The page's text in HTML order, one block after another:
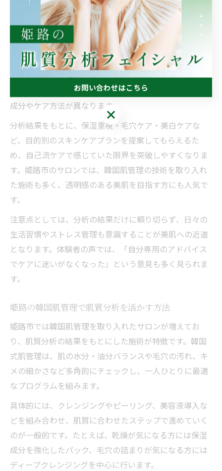
駄のない美肌ケアの第一歩を踏み出せます。
肌質分析で叶えるパーソナル美肌ケアの選択
肌質分析を活用することで、自分の肌に本当に合ったパ
ーソナルケアを選択できる点が大きな魅力です。例え
ば、毛穴の開きや乾燥、くすみなど、悩みごとに最適な
成分やケア方法が異なります。
分析結果をもとに、保湿重視・毛穴ケア・美白ケアな
ど、目的別のスキンケアプランを提案してもらえるた
め、自己流ケアで感じていた限界を突破しやすくなりま
す。姫路市のサロンでは、韓国肌管理の技術を取り入れ
た施術も多く、透明感のある美肌を目指す方にも人気で
す。
注意点としては、分析の結果だけに頼り切らず、日々の
生活習慣やストレス管理も意識することが美肌への近道
となります。体験者の声では、「自分専用のアドバイス
でケアに迷いがなくなった」という意見も多く見られま
す。
姫路の韓国肌管理で肌質分析を活かす方法
姫路市では韓国肌管理を取り入れたサロンが増えてお
り、肌質分析の結果をもとにした施術が特徴です。韓国
式肌管理は、肌の水分・油分バランスや毛穴の汚れ、キ
メの細かさなど多角的にチェックし、一人ひとりに最適
なプログラムを組みます。
具体的には、クレンジングやピーリング、美容液導入な
どを組み合わせ、肌質に合わせたステップで進めていく
のが一般的です。たとえば、乾燥が気になる方には保湿
成分を強化したパック、毛穴の詰まりが気になる方には
ディープクレンジングを中心に行います。
お問い合わせはこちら
お問い合わせはこちら